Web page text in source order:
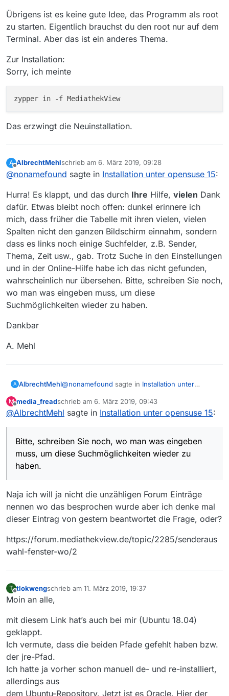
. Es gibt kein Backup
. Weder Konfig noch Backup konnte geladen werden!
. ========== ========== ========== ==========
.    Klasse:
.    Blacklist filtern Anzahl: 1   Dauer: 12,00 ms
. DURATION 2:  Erster Start  [1,00 ms]
. ========== ========== ========== ==========
.  Systemparameter
.  -----------------
.  max. Download-Restart: 5
.  max. Download-Restart-Http: 10
.  Download weiterführen in [s]: 60
.  Download Fehlermeldung anzeigen [s]: 120
.  Downoadprogress anzeigen: true
.  User-Agent: MediathekView
.  =======================================
.
. ========== ========== ========== ==========
. DURATION 3:  Start Gui  [14,71 s]
.    Klasse:  Main.getPlatformWindow
. initializeDatabase()
at java.lang.ClassLoader.defineClass1(Native
at
at
at
at
at
at
at
at
at
at
at
at
at
at
at
at
at
at
at
at
at
at
Übrigens ist es keine gute Idee, das Programm als root
zu starten. Eigentlich brauchst du den root nur auf dem
Terminal. Aber das ist ein anderes Thema.
Zur Installation:
Sorry, ich meinte
Das erzwingt die Neuinstallation.
A AlbrechtMehlschrieb am 6. März 2019, 09:28
zuletzt editiert von
@nonamefound sagte in Installation unter opensuse 15:
Hurra! Es klappt, und das durch Ihre Hilfe, vielen Dank
dafür. Etwas bleibt noch offen: dunkel erinnere ich
mich, dass früher die Tabelle mit ihren vielen, vielen
Spalten nicht den ganzen Bildschirm einnahm, sondern
dass es links noch einige Suchfelder, z.B. Sender,
Thema, Zeit usw., gab. Trotz Suche in den Einstellungen
und in der Online-Hilfe habe ich das nicht gefunden,
wahrscheinlich nur übersehen. Bitte, schreiben Sie noch,
wo man was eingeben muss, um diese
Suchmöglichkeiten wieder zu haben.
Dankbar
A. Mehl
A AlbrechtMehl@nonamefound sagte in Installation unter
Hurra! Es klappt, und das durch
vielenDank dafür. Etwas bleibt noch offen:
Bildschirm einnahm, sondern dass es links noch
einige Suchfelder, z.B. Sender, Thema, Zeit
Sie noch, wo man was eingeben muss, um diese
Suchmöglichkeiten wieder zu haben.
A. Mehl
M
Offline
media_freadschrieb am 6. März 2019, 09:43
zuletzt editiert von
@AlbrechtMehl sagte in Installation unter opensuse 15:
Bitte, schreiben Sie noch, wo man was eingeben
muss, um diese Suchmöglichkeiten wieder zu
haben.
Naja ich will ja nicht die unzähligen Forum Einträge
nennen wo das besprochen wurde aber ich denke mal
dieser Eintrag von gestern beantwortet die Frage, oder?
https://forum.mediathekview.de/topic/2285/senderaus
wahl-fenster-wo/2
T
Offline
tlokwengschrieb am 11. März 2019, 19:37
zuletzt editiert von
Moin an alle,
mit diesem Link hat’s auch bei mir (Ubuntu 18.04)
geklappt.
Ich vermute, dass die beiden Pfade gefehlt haben bzw.
der jre-Pfad.
Ich hatte ja vorher schon manuell de- und re-installiert,
allerdings aus
dem Ubuntu-Repository. Jetzt ist es Oracle. Hier der